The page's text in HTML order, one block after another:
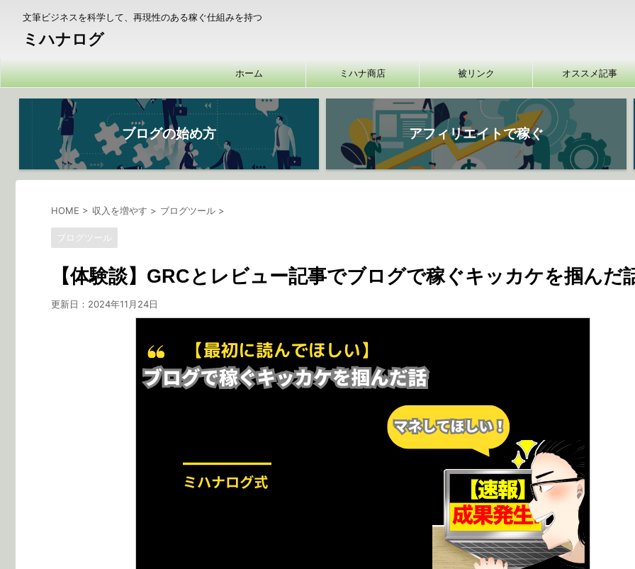
文筆ビジネスを科学して、再現性のある稼ぐ仕組みを持つ
ミハナログ
ホーム ミハナ商店 被リンク オススメ記事
ブログの始め方 アフィリエイトで稼ぐ
HOME > 収入を増やす > ブログツール >
ブログツール
【体験談】GRCとレビュー記事でブログで稼ぐキッカケを掴んだ
更新日： 2024年11月24日